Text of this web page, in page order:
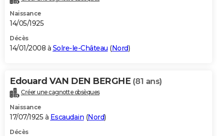
Naissance
14/05/1925
Décès
14/01/2008 à Solre-le-Château (Nord)
Edouard VAN DEN BERGHE (81 ans)
Créer une cagnotte obsèques
Naissance
17/07/1925 à Escaudain (Nord)
Décès